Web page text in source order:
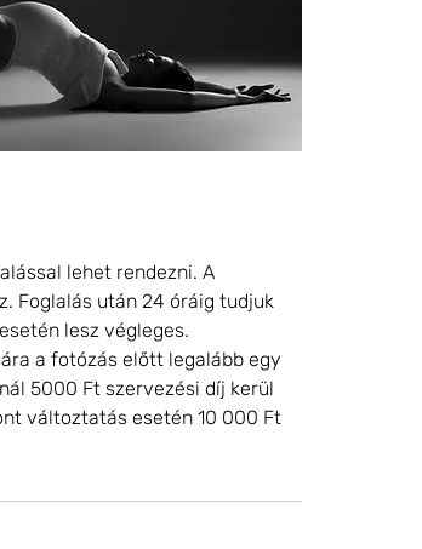
lehet rendezni. A
Foglalás után 24 óráig tudjuk
lesz végleges.
a fotózás előtt legalább egy
5000 Ft szervezési díj kerül
változtatás esetén 10 000 Ft